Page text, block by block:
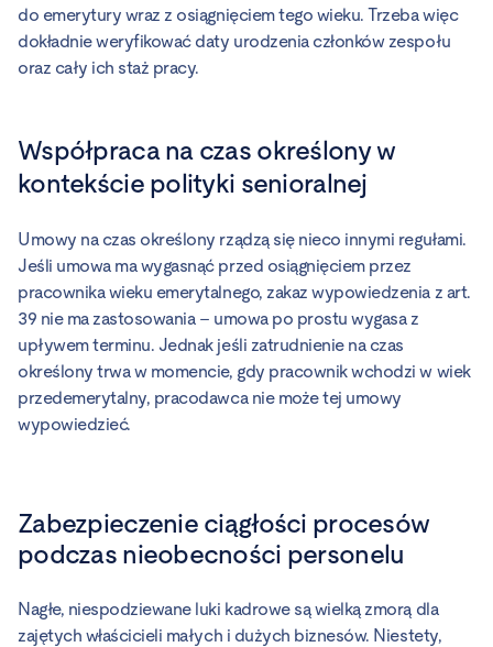
do emerytury wraz z osiągnięciem tego wieku. Trzeba więc
dokładnie weryfikować daty urodzenia członków zespołu
oraz cały ich staż pracy.
Współpraca na czas określony w
kontekście polityki senioralnej
Umowy na czas określony rządzą się nieco innymi regułami.
Jeśli umowa ma wygasnąć przed osiągnięciem przez
pracownika wieku emerytalnego, zakaz wypowiedzenia z art.
39 nie ma zastosowania – umowa po prostu wygasa z
upływem terminu. Jednak jeśli zatrudnienie na czas
określony trwa w momencie, gdy pracownik wchodzi w wiek
przedemerytalny, pracodawca nie może tej umowy
wypowiedzieć.
Zabezpieczenie ciągłości procesów
podczas nieobecności personelu
Nagłe, niespodziewane luki kadrowe są wielką zmorą dla
zajętych właścicieli małych i dużych biznesów. Niestety,